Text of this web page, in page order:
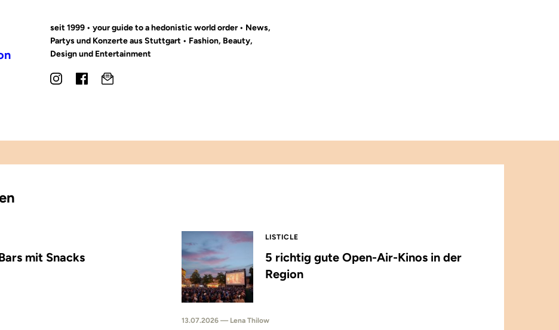
seit 1999 • your guide to a hedonistic world order • News,
Partys und Konzerte aus Stuttgart • Fashion, Beauty,
Design und Entertainment
mit Snacks
LISTICLE
5 richtig gute Open-Air-Kinos in der
Region
13.07.2026 — Lena Thilow